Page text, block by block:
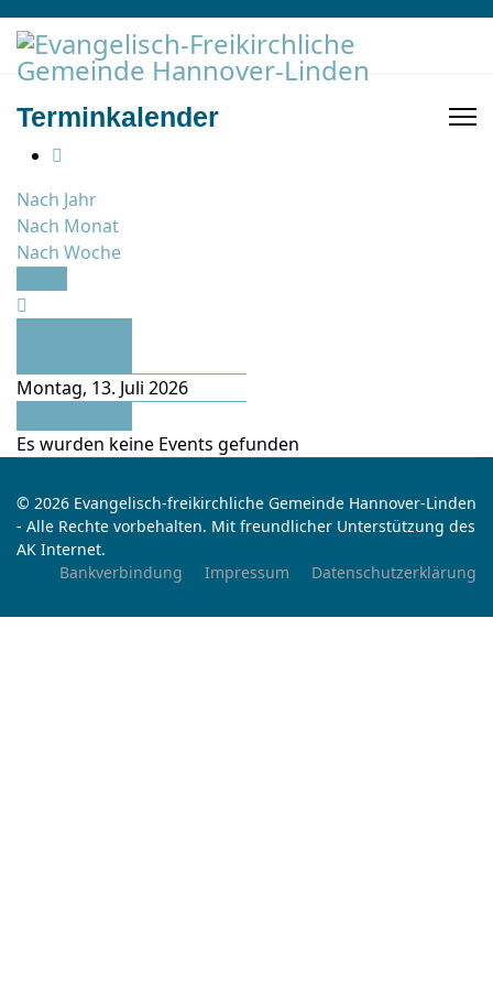
Terminkalender
Nach Jahr
Nach Monat
Nach Woche
Montag, 13. Juli 2026
Es wurden keine Events gefunden
© 2026 Evangelisch-freikirchliche Gemeinde Hannover-Linden
- Alle Rechte vorbehalten. Mit freundlicher Unterstützung des
AK Internet.
Bankverbindung
Impressum Datenschutzerklärung